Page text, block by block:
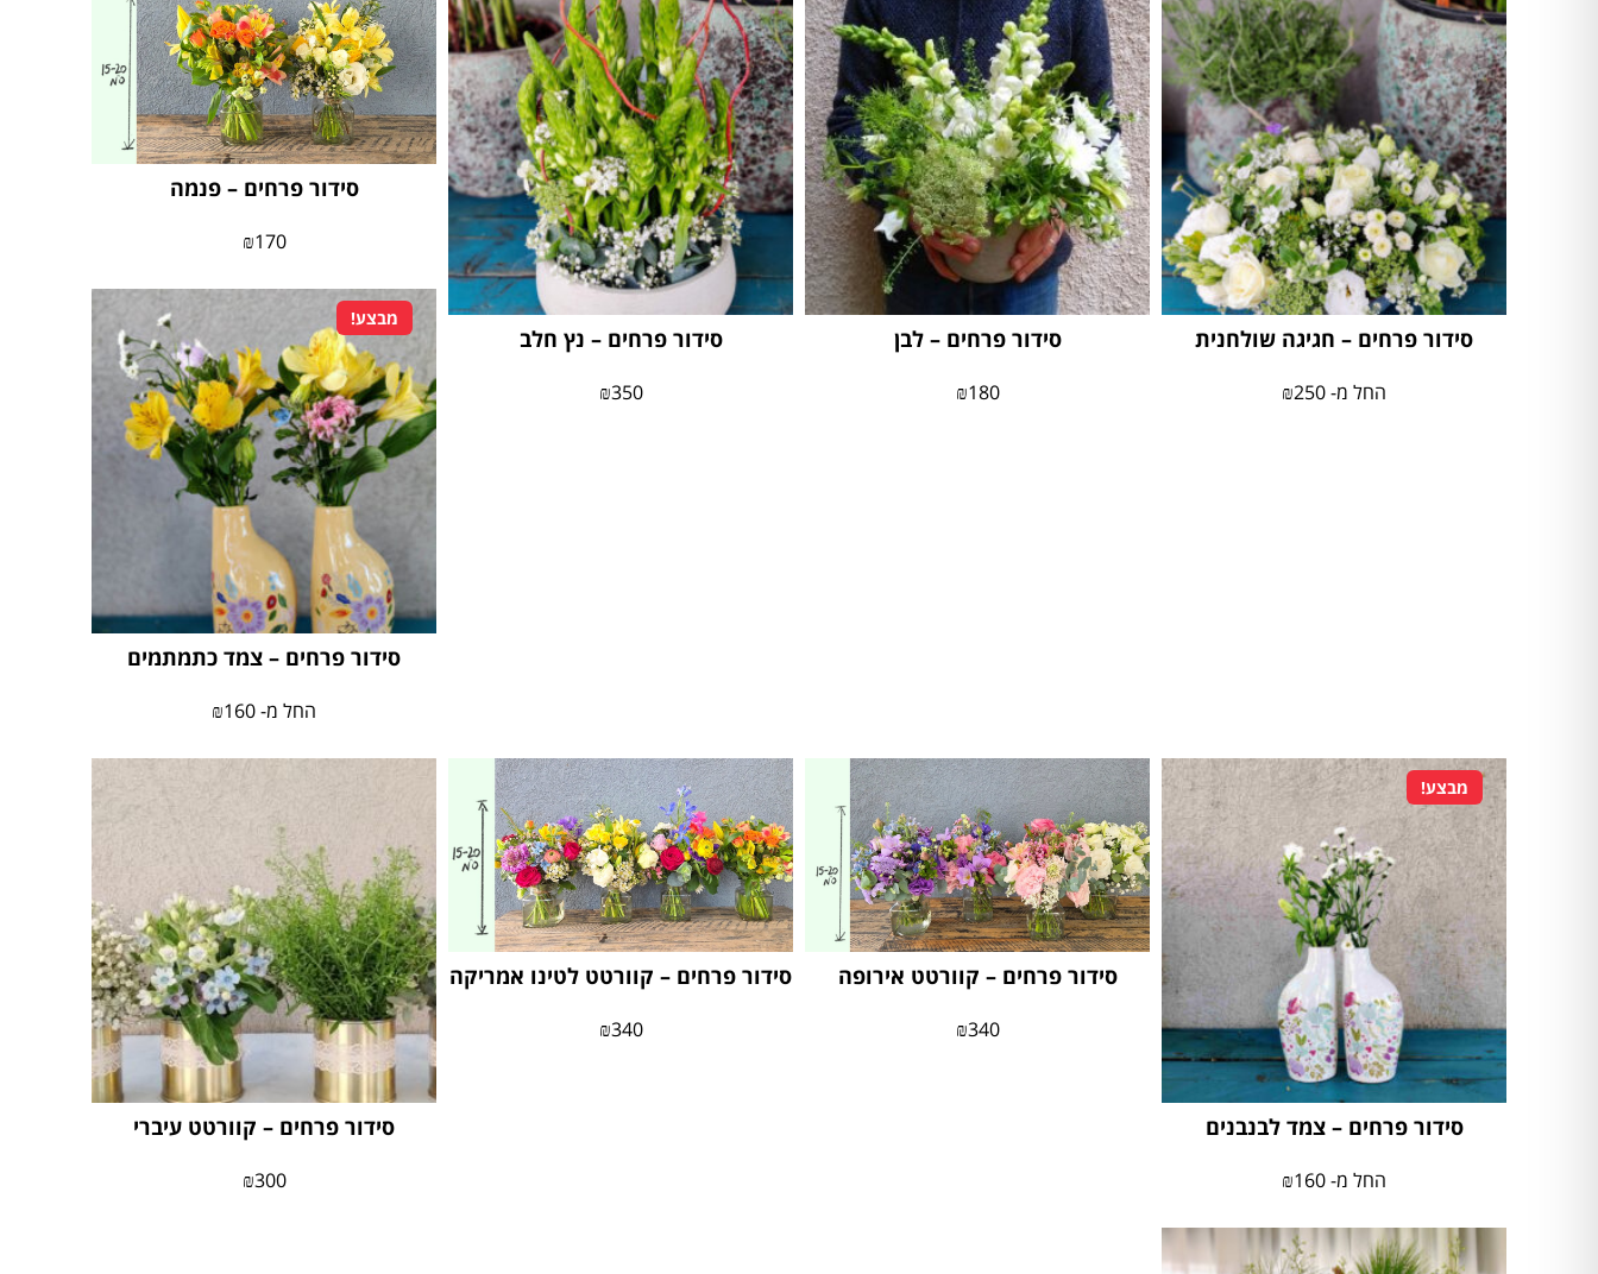
סידור פרחים – חגיגה שולחנית
החל מ- ₪250
סידור פרחים – לבן
₪180
סידור פרחים – נץ חלב
₪350
סידור פרחים – פנמה
₪170
מבצע!
סידור פרחים – צמד כתמתמים
החל מ- ₪160
מבצע!
סידור פרחים – צמד לבנבנים
החל מ- ₪160
סידור פרחים – קוורטט אירופה
₪340
סידור פרחים – קוורטט לטינו אמריקה
₪340
סידור פרחים – קוורטט עיברי
₪300